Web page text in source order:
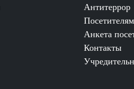
Антитеррор
Посетителям
Анкета
Контакты